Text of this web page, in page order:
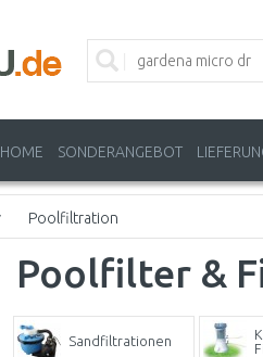
HOME SONDERANGEBOT
Poolfiltration
Poolfilter &
Sandfiltrationen